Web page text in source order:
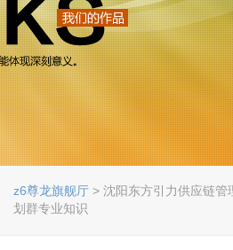
z6尊龙旗舰厅 > 沈阳东方引力供应链
划群专业知识